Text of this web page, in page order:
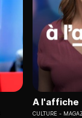
A l'affiche
CULTURE